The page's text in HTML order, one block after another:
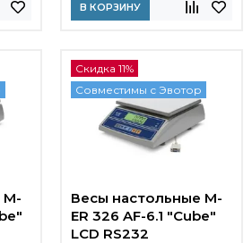
В КОРЗИНУ
Скидка 11%
Совместимы с Эвотор
Весы настольные M-
ER 326 AF-6.1 "Cube"
LCD RS232